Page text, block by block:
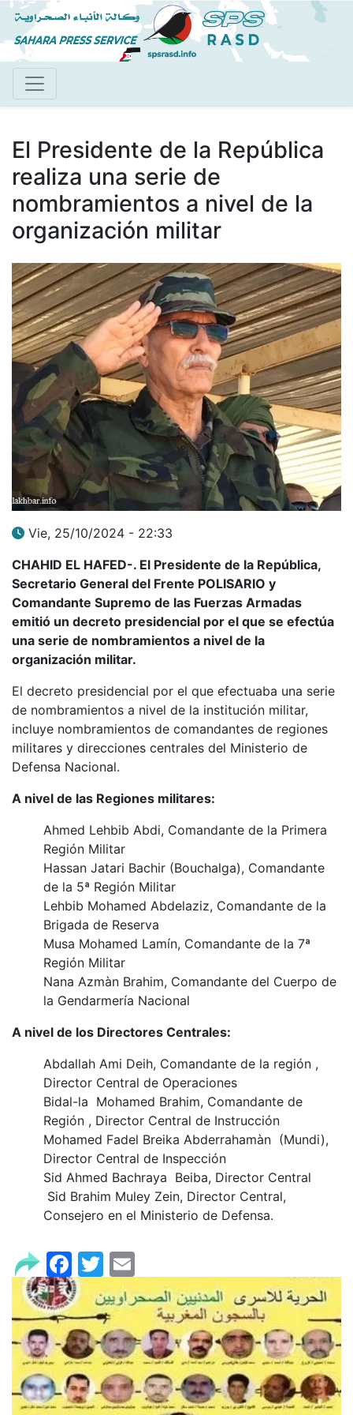
Pasar
al
contenido
El Presidente de la República
realiza una serie de
nombramientos a nivel de la
organización militar
Vie, 25/10/2024 - 22:33
CHAHID EL HAFED-. El Presidente de la República,
Secretario General del Frente POLISARIO y
Comandante Supremo de las Fuerzas Armadas
emitió un decreto presidencial por el que se efectúa
una serie de nombramientos a nivel de la
organización militar.
El decreto presidencial por el que efectuaba una serie
de nombramientos a nivel de la institución militar,
incluye nombramientos de comandantes de regiones
militares y direcciones centrales del Ministerio de
Defensa Nacional.
A nivel de las Regiones militares:
Ahmed Lehbib Abdi, Comandante de la Primera
Región Militar
Hassan Jatari Bachir (Bouchalga), Comandante
de la 5ª Región Militar
Lehbib Mohamed Abdelaziz, Comandante de la
Brigada de Reserva
Musa Mohamed Lamín, Comandante de la 7ª
Región Militar
Nana Azmàn Brahim, Comandante del Cuerpo de
la Gendarmería Nacional
A nivel de los Directores Centrales:
Abdallah Ami Deih, Comandante de la región ,
Director Central de Operaciones
Bidal-la Mohamed Brahim, Comandante de
Región , Director Central de Instrucción
Mohamed Fadel Breika Abderrahamàn (Mundi),
Director Central de Inspección
Sid Ahmed Bachraya Beiba, Director Central
Sid Brahim Muley Zein, Director Central,
Consejero en el Ministerio de Defensa.
Facebook
Twitter